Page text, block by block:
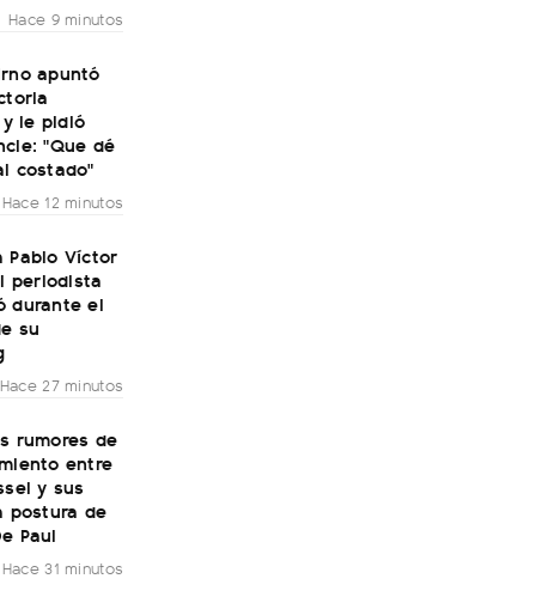
Hace 9 minutos
apuntó
le pidió
"Que dé
costado"
Hace 12 minutos
Pablo Víctor
periodista
durante el
su
Hace 27 minutos
rumores de
entre
y sus
postura de
Paul
Hace 31 minutos